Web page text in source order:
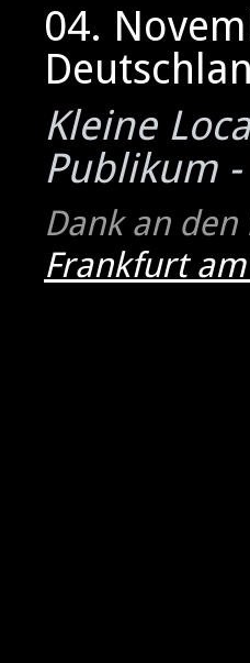
04.
Kleine
Publikum
Dank an
Frankfurt